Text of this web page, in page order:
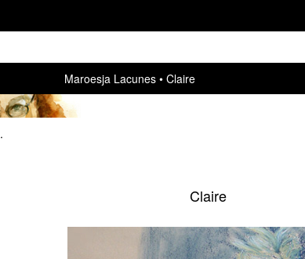
Maroesja Lacunes Claire
.
Claire